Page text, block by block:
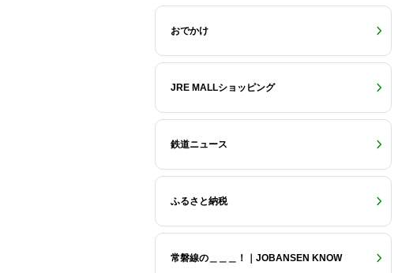
おでかけ
JRE MALLショッピング
鉄道ニュース
ふるさと納税
常磐線の＿＿＿！｜JOBANSEN KNOW